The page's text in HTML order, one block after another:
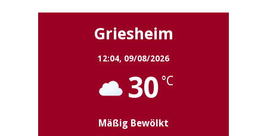
Griesheim
12:04, 09/08/2026
30 °C
Mäßig Bewölkt